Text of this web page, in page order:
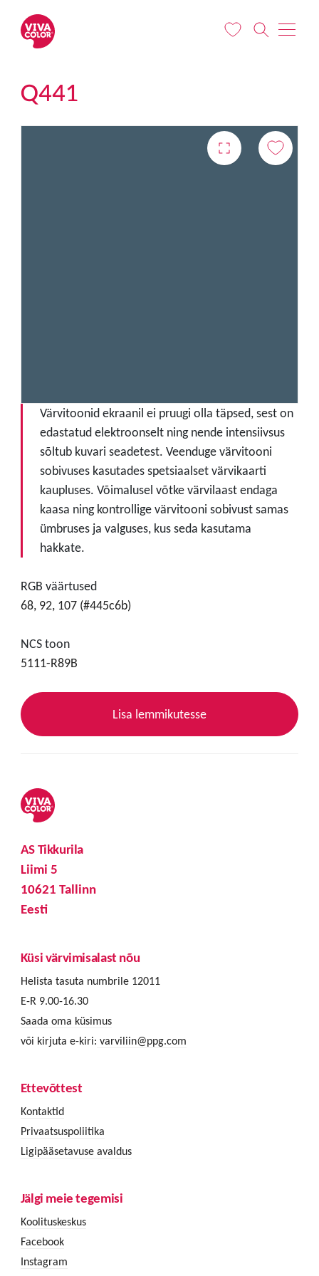
Q441
Värvitoonid ekraanil ei pruugi olla täpsed, sest on
edastatud elektroonselt ning nende intensiivsus
sõltub kuvari seadetest. Veenduge värvitooni
sobivuses kasutades spetsiaalset värvikaarti
kaupluses. Võimalusel võtke värvilaast endaga
kaasa ning kontrollige värvitooni sobivust samas
ümbruses ja valguses, kus seda kasutama
hakkate.
RGB väärtused
68, 92, 107 (#445c6b)
NCS toon
5111-R89B
Lisa lemmikutesse
AS Tikkurila
Liimi 5
10621 Tallinn
Eesti
Küsi värvimisalast nõu
Helista tasuta numbrile 12011
E-R 9.00-16.30
Saada oma küsimus
või kirjuta e-kiri: varviliin@ppg.com
Ettevõttest
Kontaktid
Privaatsuspoliitika
Ligipääsetavuse avaldus
Jälgi meie tegemisi
Koolituskeskus
Facebook
Instagram